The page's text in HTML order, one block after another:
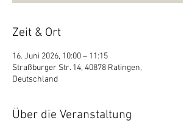
Zeit & Ort
16. Juni 2026, 10:00 – 11:15
Straßburger Str. 14, 40878 Ratingen,
Deutschland
Über die Veranstaltung